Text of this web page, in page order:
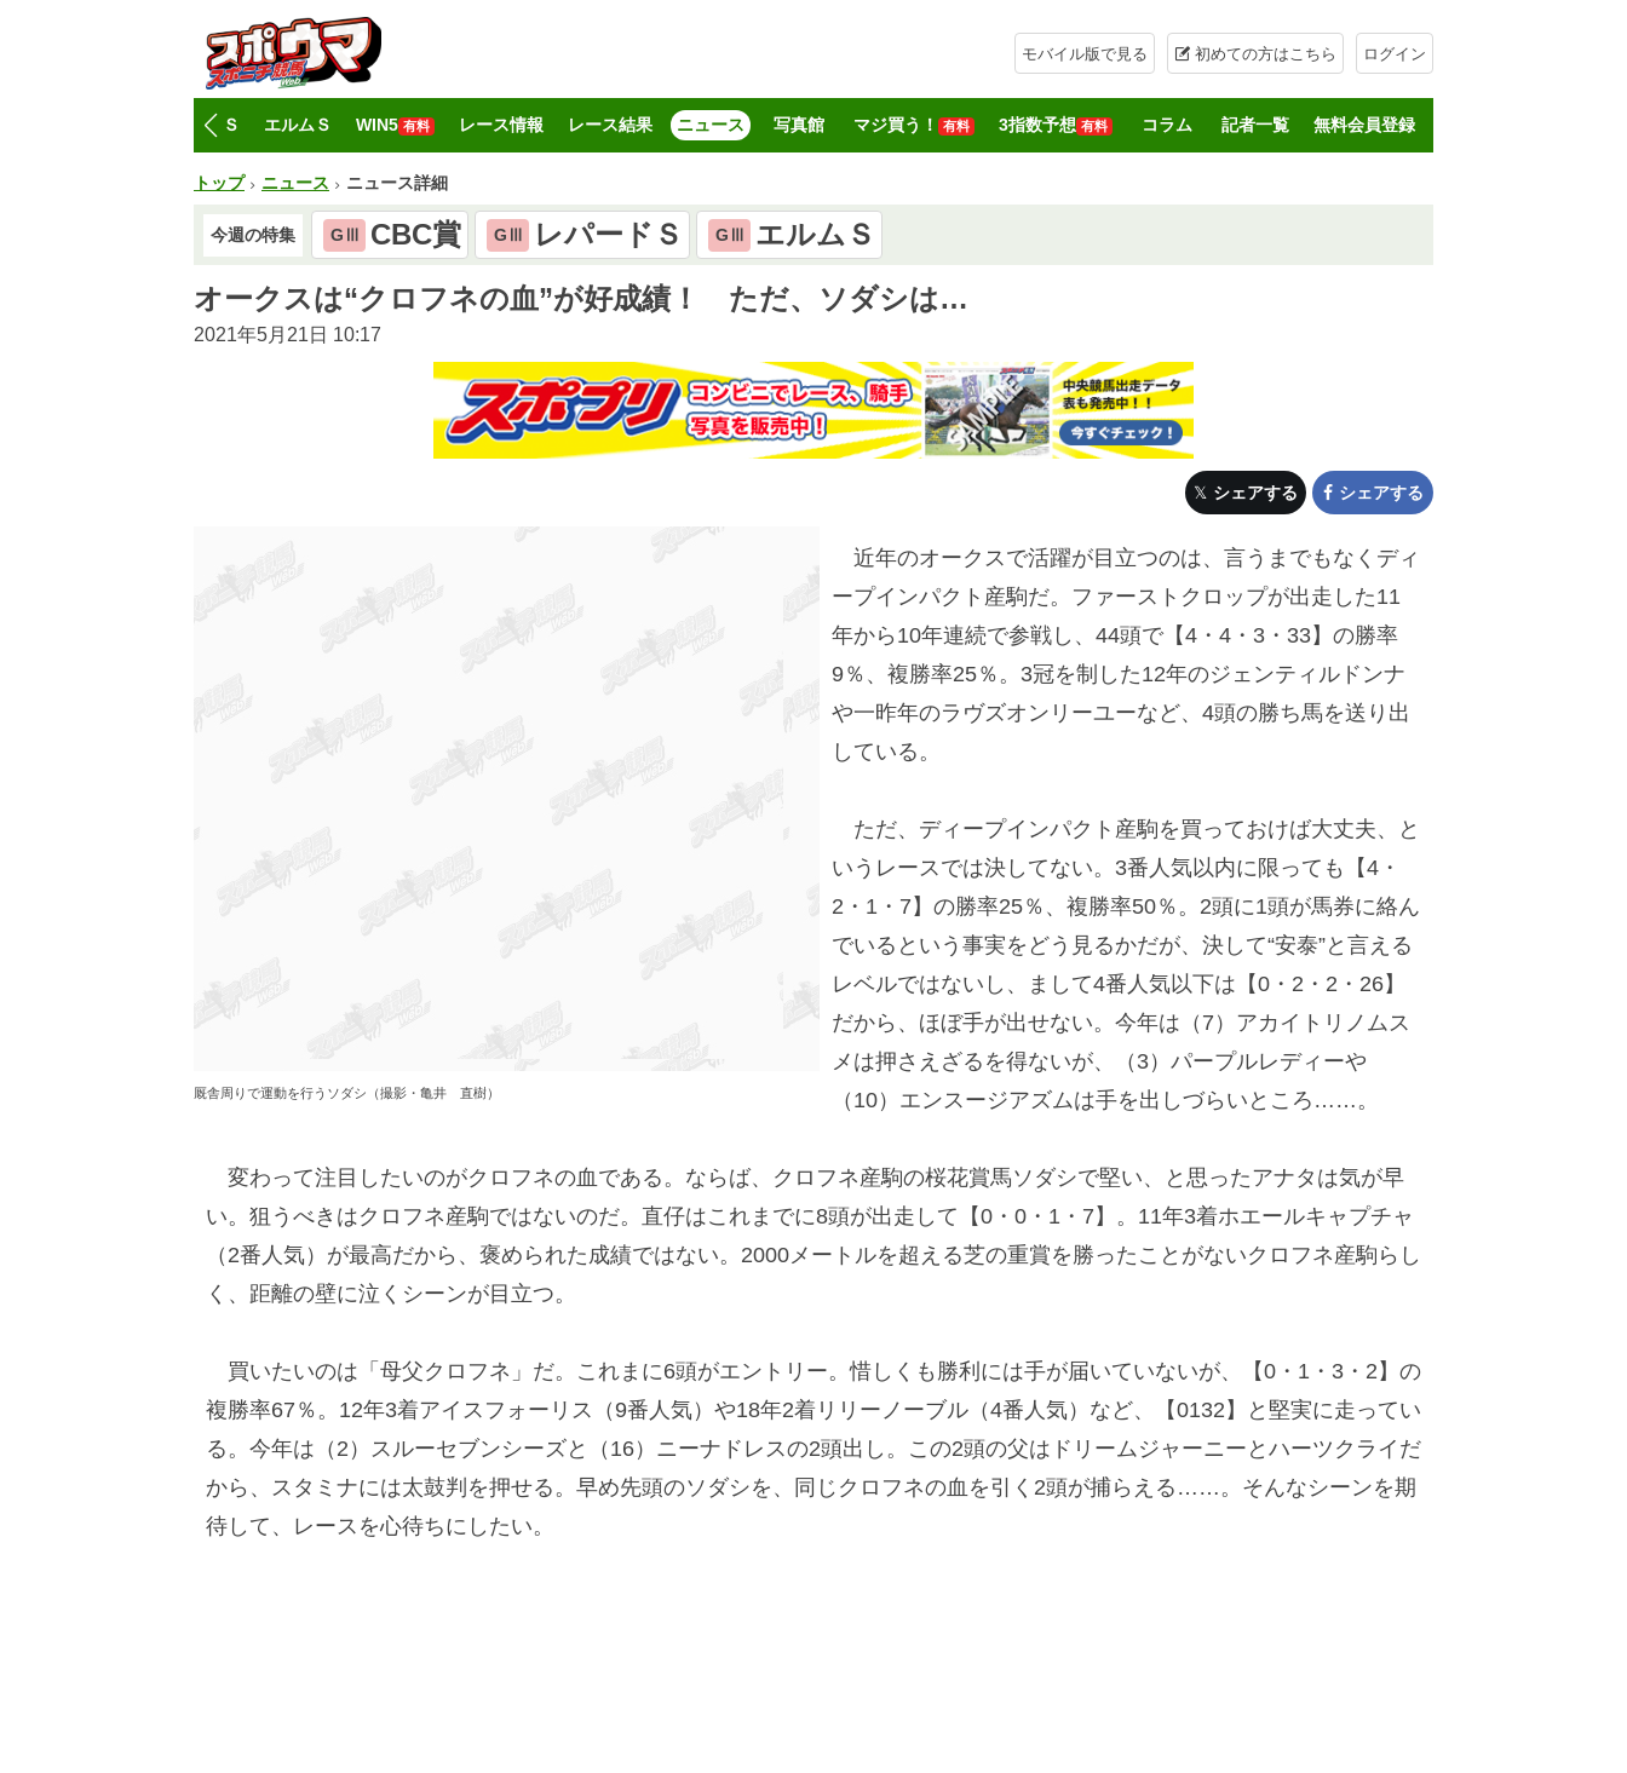
モバイル版で見る 初めての方はこちら ログイン
レパードＳ エルムＳ WIN5 有料 レース情報 レース結果 ニュース 写真館 マジ買う！ 有料 3指数予想 有料 コラム 記者一覧 無料会員登録
トップ ニュース ニュース詳細
今週の特集 GⅢ CBC賞 GⅢ レパードＳ GⅢ
エルムＳ
オークスは“クロフネの血”が好成績！ ただ、ソダシは…
2021年5月21日 10:17
シェアする シェアする
厩舎周りで運動を行うソダシ（撮影・亀井 直樹）
近年のオークスで活躍が目立つのは、言うまでもなくディ
ープインパクト産駒だ。ファーストクロップが出走した11
年から10年連続で参戦し、44頭で【4・4・3・33】の勝率
9％、複勝率25％。3冠を制した12年のジェンティルドンナ
や一昨年のラヴズオンリーユーなど、4頭の勝ち馬を送り出
している。
ただ、ディープインパクト産駒を買っておけば大丈夫、と
いうレースでは決してない。3番人気以内に限っても【4・
2・1・7】の勝率25％、複勝率50％。2頭に1頭が馬券に絡ん
でいるという事実をどう見るかだが、決して“安泰”と言える
レベルではないし、まして4番人気以下は【0・2・2・26】
だから、ほぼ手が出せない。今年は（7）アカイトリノムス
メは押さえざるを得ないが、（3）パープルレディーや
（10）エンスージアズムは手を出しづらいところ……。
変わって注目したいのがクロフネの血である。ならば、クロフネ産駒の桜花賞馬ソダシで堅い、と思ったアナタは気が早
い。狙うべきはクロフネ産駒ではないのだ。直仔はこれまでに8頭が出走して【0・0・1・7】。11年3着ホエールキャプチャ
（2番人気）が最高だから、褒められた成績ではない。2000メートルを超える芝の重賞を勝ったことがないクロフネ産駒らし
く、距離の壁に泣くシーンが目立つ。
買いたいのは「母父クロフネ」だ。これまに6頭がエントリー。惜しくも勝利には手が届いていないが、【0・1・3・2】の
複勝率67％。12年3着アイスフォーリス（9番人気）や18年2着リリーノーブル（4番人気）など、【0132】と堅実に走ってい
る。今年は（2）スルーセブンシーズと（16）ニーナドレスの2頭出し。この2頭の父はドリームジャーニーとハーツクライだ
から、スタミナには太鼓判を押せる。早め先頭のソダシを、同じクロフネの血を引く2頭が捕らえる……。そんなシーンを期
待して、レースを心待ちにしたい。